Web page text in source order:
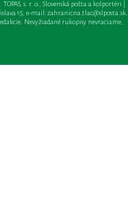
s. r. o., Slovenská pošta a kolportéri |
15, e-mail:zahranicna.tlac@slposta.sk. |
Nevyžiadané rukopisy nevraciame,